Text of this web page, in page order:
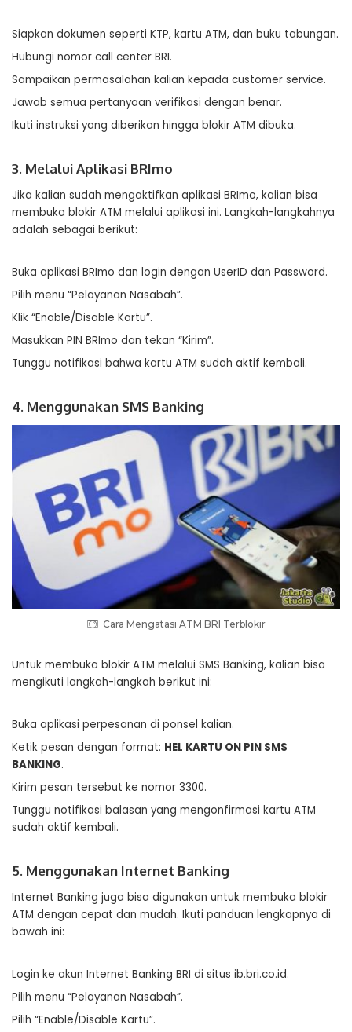
Siapkan dokumen seperti KTP, kartu ATM, dan buku tabungan.
Hubungi nomor call center BRI.
Sampaikan permasalahan kalian kepada customer service.
Jawab semua pertanyaan verifikasi dengan benar.
Ikuti instruksi yang diberikan hingga blokir ATM dibuka.
3. Melalui Aplikasi BRImo
Jika kalian sudah mengaktifkan aplikasi BRImo, kalian bisa
membuka blokir ATM melalui aplikasi ini. Langkah-langkahnya
adalah sebagai berikut:
Buka aplikasi BRImo dan login dengan UserID dan Password.
Pilih menu “Pelayanan Nasabah”.
Klik “Enable/Disable Kartu”.
Masukkan PIN BRImo dan tekan “Kirim”.
Tunggu notifikasi bahwa kartu ATM sudah aktif kembali.
4. Menggunakan SMS Banking
Cara Mengatasi ATM BRI Terblokir
Untuk membuka blokir ATM melalui SMS Banking, kalian bisa
mengikuti langkah-langkah berikut ini:
Buka aplikasi perpesanan di ponsel kalian.
Ketik pesan dengan format: HEL KARTU ON PIN SMS
BANKING.
Kirim pesan tersebut ke nomor 3300.
Tunggu notifikasi balasan yang mengonfirmasi kartu ATM
sudah aktif kembali.
5. Menggunakan Internet Banking
Internet Banking juga bisa digunakan untuk membuka blokir
ATM dengan cepat dan mudah. Ikuti panduan lengkapnya di
bawah ini:
Login ke akun Internet Banking BRI di situs ib.bri.co.id.
Pilih menu “Pelayanan Nasabah”.
Pilih “Enable/Disable Kartu”.